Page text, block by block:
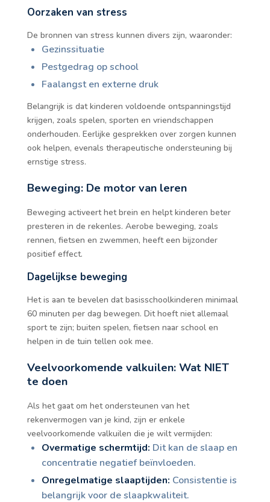
Oorzaken van stress
De bronnen van stress kunnen divers zijn, waaronder:
Gezinssituatie
Pestgedrag op school
Faalangst en externe druk
Belangrijk is dat kinderen voldoende ontspanningstijd
krijgen, zoals spelen, sporten en vriendschappen
onderhouden. Eerlijke gesprekken over zorgen kunnen
ook helpen, evenals therapeutische ondersteuning bij
ernstige stress.
Beweging: De motor van leren
Beweging activeert het brein en helpt kinderen beter
presteren in de rekenles. Aerobe beweging, zoals
rennen, fietsen en zwemmen, heeft een bijzonder
positief effect.
Dagelijkse beweging
Het is aan te bevelen dat basisschoolkinderen minimaal
60 minuten per dag bewegen. Dit hoeft niet allemaal
sport te zijn; buiten spelen, fietsen naar school en
helpen in de tuin tellen ook mee.
Veelvoorkomende valkuilen: Wat NIET
te doen
Als het gaat om het ondersteunen van het
rekenvermogen van je kind, zijn er enkele
veelvoorkomende valkuilen die je wilt vermijden:
Overmatige schermtijd: Dit kan de slaap en
concentratie negatief beïnvloeden.
Onregelmatige slaaptijden: Consistentie is
belangrijk voor de slaapkwaliteit.